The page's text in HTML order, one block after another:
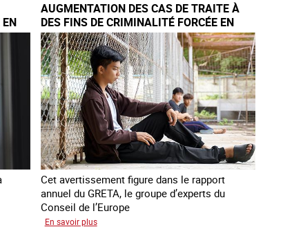
son
quatrième
rapport
sur
la
France
EN
AUGMENTATION DES CAS DE TRAITE À
DES FINS DE CRIMINALITÉ FORCÉE EN
EUROPE
Cet avertissement figure dans le rapport
annuel du GRETA, le groupe d’experts du
Conseil de l’Europe
En savoir plussur